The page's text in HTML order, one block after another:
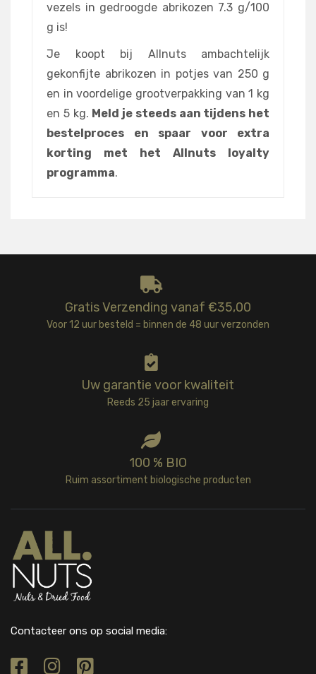
vezels in gedroogde abrikozen 7.3 g/100
g is!
Je koopt bij Allnuts ambachtelijk
gekonfijte abrikozen in potjes van 250 g
en in voordelige grootverpakking van 1 kg
en 5 kg. Meld je steeds aan tijdens het
bestelproces en spaar voor extra
korting met het Allnuts loyalty
programma.
Gratis Verzending vanaf €35,00
Voor 12 uur besteld = binnen de 48 uur verzonden
Uw garantie voor kwaliteit
Reeds 25 jaar ervaring
100 % BIO
Ruim assortiment biologische producten
Contacteer ons op social media: